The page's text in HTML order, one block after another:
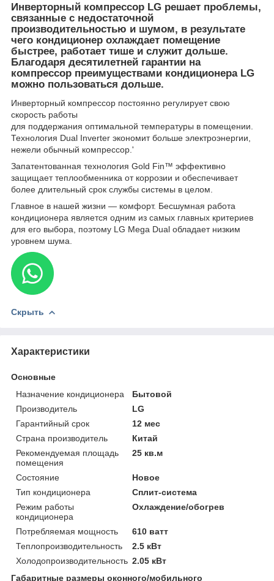
Инверторный компрессор LG решает проблемы,
связанные с недостаточной
производительностью и шумом, в результате
чего кондиционер охлаждает помещение
быстрее, работает тише и служит дольше.
Благодаря десятилетней гарантии на
компрессор преимуществами кондиционера LG
можно пользоваться дольше.
Инверторный компрессор постоянно регулирует свою
скорость работы
для поддержания оптимальной температуры в помещении.
Технология Dual Inverter экономит больше электроэнергии,
нежели обычный компрессор.'
Запатентованная технология Gold Fin™ эффективно
защищает теплообменника от коррозии и обеспечивает
более длительный срок службы системы в целом.
Главное в нашей жизни — комфорт. Бесшумная работа
кондиционера является одним из самых главных критериев
для его выбора, поэтому LG Mega Dual обладает низким
уровнем шума.
Скрыть
Характеристики
Основные
Назначение кондиционера
Бытовой
Производитель
LG
Гарантийный срок
12 мес
Страна производитель
Китай
Рекомендуемая площадь
помещения
25 кв.м
Состояние
Новое
Тип кондиционера
Сплит-система
Режим работы
кондиционера
Охлаждение/обогрев
Потребляемая мощность
610 ватт
Теплопроизводительность
2.5 кВт
Холодопроизводительность 2.05 кВт
Габаритные размеры оконного/мобильного